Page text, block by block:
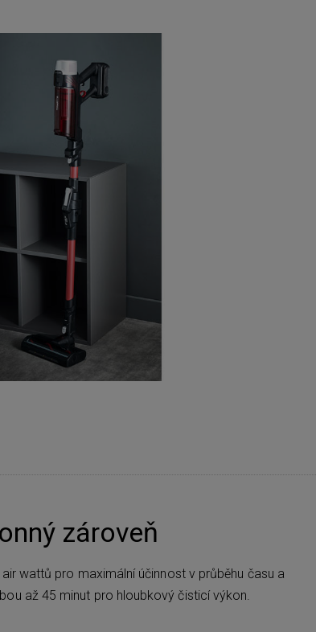
zároveň
wattů pro maximální účinnost v průběhu času a
až 45 minut pro hloubkový čisticí výkon.